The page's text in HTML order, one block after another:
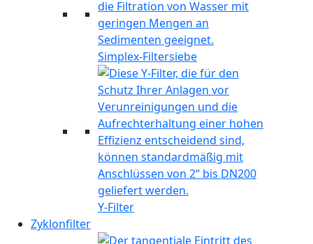
Simplex-Filtersiebe
Y-Filter
Zyklonfilter